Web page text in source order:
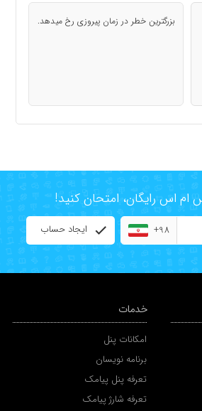
بزرگترین خطر در زمان پیروزی رخ میدهد.
+98 ایجاد حساب
خدمات
امکانات پنل
برنامه نویسان
تعرفه پنل پیامک
تعرفه شارژ پیامک